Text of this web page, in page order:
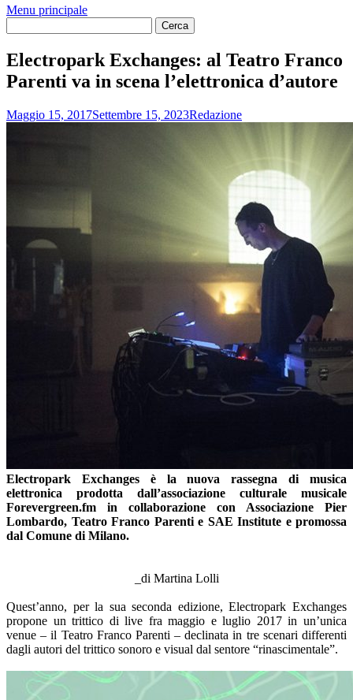
Menu principale
Electropark Exchanges: al Teatro Franco
Parenti va in scena l’elettronica d’autore
Maggio 15, 2017Settembre 15, 2023Redazione
Electropark Exchanges è la nuova rassegna di musica
elettronica prodotta dall’associazione culturale musicale
Forevergreen.fm in collaborazione con Associazione Pier
Lombardo, Teatro Franco Parenti e SAE Institute e promossa
dal Comune di Milano.
_di Martina Lolli
Quest’anno, per la sua seconda edizione, Electropark Exchanges
propone un trittico di live fra maggio e luglio 2017 in un’unica
venue – il Teatro Franco Parenti – declinata in tre scenari differenti
dagli autori del trittico sonoro e visual dal sentore “rinascimentale”.